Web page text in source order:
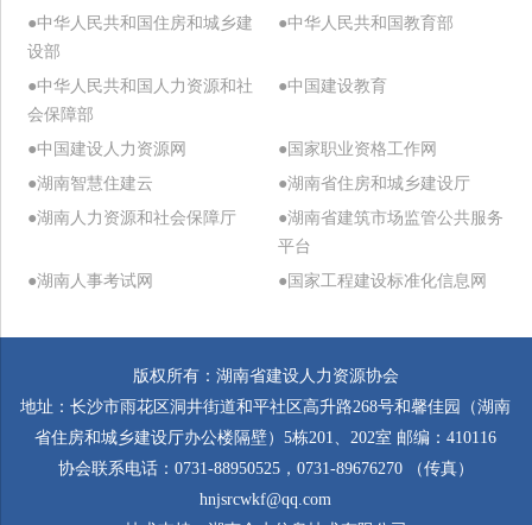
●中华人民共和国住房和城乡建
设部
●中华人民共和国教育部
●中华人民共和国人力资源和社
会保障部
●中国建设教育
●中国建设人力资源网
●国家职业资格工作网
●湖南智慧住建云
●湖南省住房和城乡建设厅
●湖南人力资源和社会保障厅
●湖南省建筑市场监管公共服务
平台
●湖南人事考试网
●国家工程建设标准化信息网
版权所有：湖南省建设人力资源协会
地址：长沙市雨花区洞井街道和平社区高升路268号和馨佳园（湖南
省住房和城乡建设厅办公楼隔壁）5栋201、202室 邮编：410116
协会联系电话：0731-88950525，0731-89676270 （传真）
hnjsrcwkf@qq.com